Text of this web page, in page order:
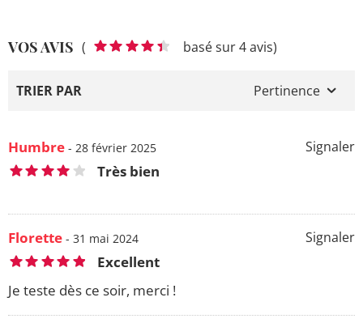
VOS AVIS ( basé sur 4 avis)
TRIER PAR Pertinence
Signaler
Humbre - 28 février 2025
Très bien
Signaler
Florette - 31 mai 2024
Excellent
Je teste dès ce soir, merci !